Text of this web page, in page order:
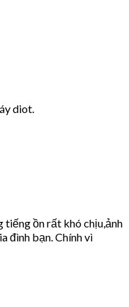
diot.
tiếng ồn rất khó chịu,ảnh
đình bạn. Chính vì